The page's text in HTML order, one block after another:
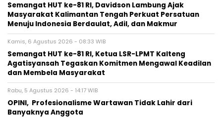
Semangat HUT ke-81 RI, Davidson Lambung Ajak
Masyarakat Kalimantan Tengah Perkuat Persatuan
Menuju Indonesia Berdaulat, Adil, dan Makmur
Kamis, 6 Agustus 2026 - 08:33 WIB
Semangat HUT ke-81 RI, Ketua LSR-LPMT Kalteng
Agatisyansah Tegaskan Komitmen Mengawal Keadilan
dan Membela Masyarakat
Rabu, 5 Agustus 2026 - 14:17 WIB
OPINI, Profesionalisme Wartawan Tidak Lahir dari
Banyaknya Anggota